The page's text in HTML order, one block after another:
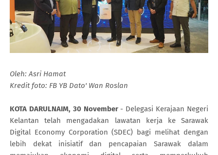
Oleh: Asri Hamat
Kredit foto: FB YB Dato' Wan Roslan
KOTA DARULNAIM, 30 November- Delegasi Kerajaan Negeri
Kelantan telah mengadakan lawatan kerja ke Sarawak
Digital Economy Corporation (SDEC) bagi melihat dengan
lebih dekat inisiatif dan pencapaian Sarawak dalam